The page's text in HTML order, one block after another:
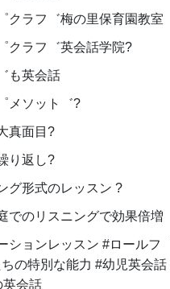
クラフ゛梅の里保育園教室
クラフ゛英会話学院?
も英会話
メソット゛?
真面目?
り返し?
グ形式のレッスン ?
でのリスニングで効果倍増
ションレッスン #ロールフ
の特別な能力 #幼児英会話
英会話